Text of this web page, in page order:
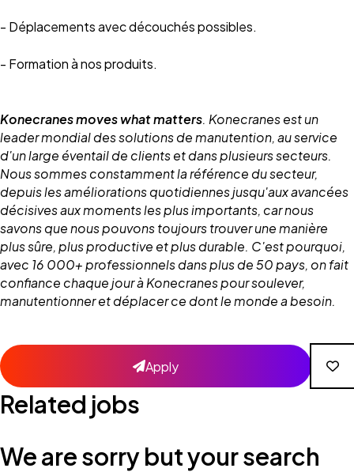
- Déplacements avec découchés possibles.
- Formation à nos produits.
Konecranes moves what matters. Konecranes est un
leader mondial des solutions de manutention, au service
d'un large éventail de clients et dans plusieurs secteurs.
Nous sommes constamment la référence du secteur,
depuis les améliorations quotidiennes jusqu'aux avancées
décisives aux moments les plus importants, car nous
savons que nous pouvons toujours trouver une manière
plus sûre, plus productive et plus durable. C'est pourquoi,
avec 16 000+ professionnels dans plus de 50 pays, on fait
confiance chaque jour à Konecranes pour soulever,
manutentionner et déplacer ce dont le monde a besoin.
Apply
Related jobs
We are sorry but your search